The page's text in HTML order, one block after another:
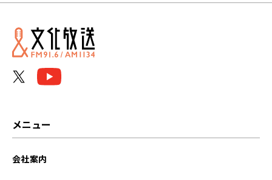
2026年06月
2026年05月
メニュー
会社案内